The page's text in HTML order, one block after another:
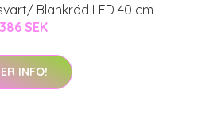
Blankröd LED 40 cm
SEK
INFO!